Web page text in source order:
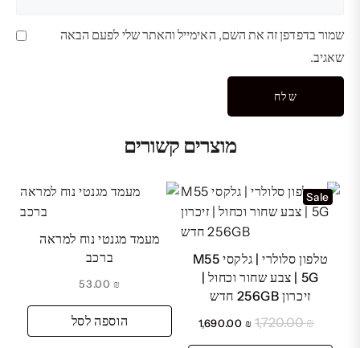
שמור בדפדפן זה את השם, האימייל והאתר שלי לפעם הבאה
שאגיב.
מוצרים קשורים
Sale
טלפון סלולרי | גלקסי M55
5G | צבע שחור וכחול |
זיכרון 256GB חדש
₪
1,720.00
המחיר
₪
1,690.00
המחיר
הנוכחי
מעמד מגנטי נוח למראה
ברכב
₪
הוספה לסל